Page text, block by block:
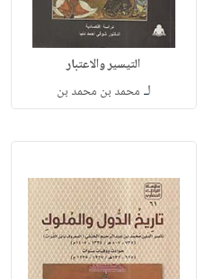
التيسير والاعتبار
لـ محمد بن محمد بن